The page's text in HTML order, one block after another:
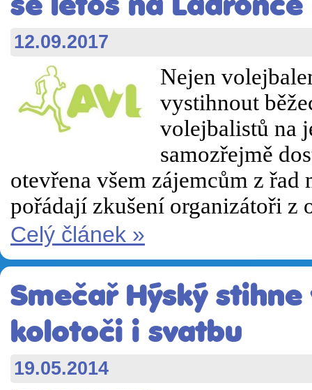
12.09.2017
Nejen
vystihnout
volejbalistů na
samozřejmě
otevřena všem zájemcům z
pořádají zkušení organizátoři z
Celý článek »
Smečař Hýský
kolotoči i svatbu
19.05.2014